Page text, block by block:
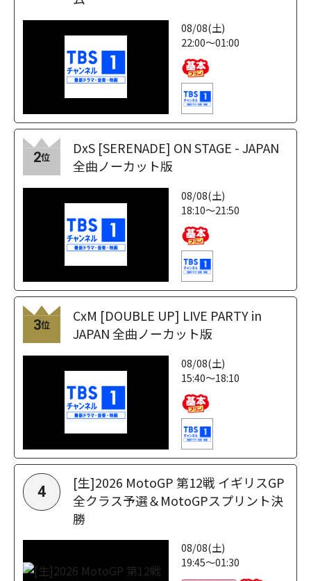
08/08(土)
22:00～01:00
2位
DxS [SERENADE] ON STAGE - JAPAN
全曲ノーカット版
08/08(土)
18:10～21:50
3位
CxM [DOUBLE UP] LIVE PARTY in
JAPAN 全曲ノーカット版
08/08(土)
15:40～18:10
4
[生]2026 MotoGP 第12戦 イギリスGP
全クラス予選＆MotoGPスプリント決
勝
08/08(土)
19:45～01:30